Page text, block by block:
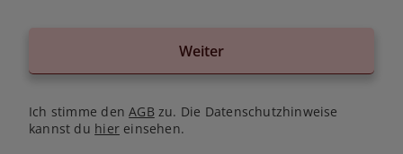
Weiter
Ich stimme denAGB zu. Die Datenschutzhinweise
kannst du hiereinsehen.